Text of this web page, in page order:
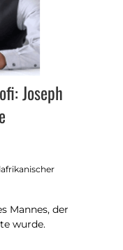
Joseph
Mannes, der
wurde.